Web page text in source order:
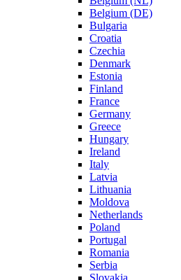
Belgium (DE)
Bulgaria
Croatia
Czechia
Denmark
Estonia
Finland
France
Germany
Greece
Hungary
Ireland
Italy
Latvia
Lithuania
Moldova
Netherlands
Poland
Portugal
Romania
Serbia